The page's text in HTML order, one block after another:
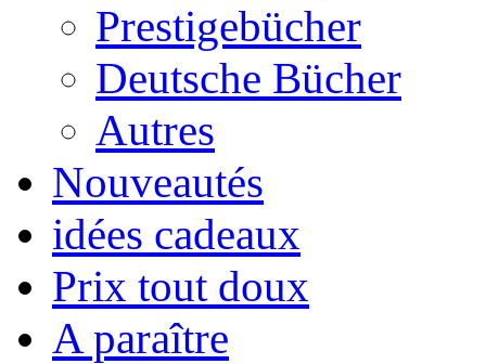
Prestigebücher
Deutsche Bücher
Autres
Nouveautés
idées cadeaux
Prix tout doux
A paraître